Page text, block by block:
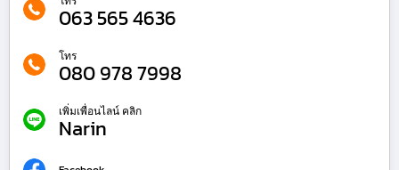
063 565 4636
โทร
080 978 7998
เพิ่มเพื่อนไลน์ คลิก
Narin